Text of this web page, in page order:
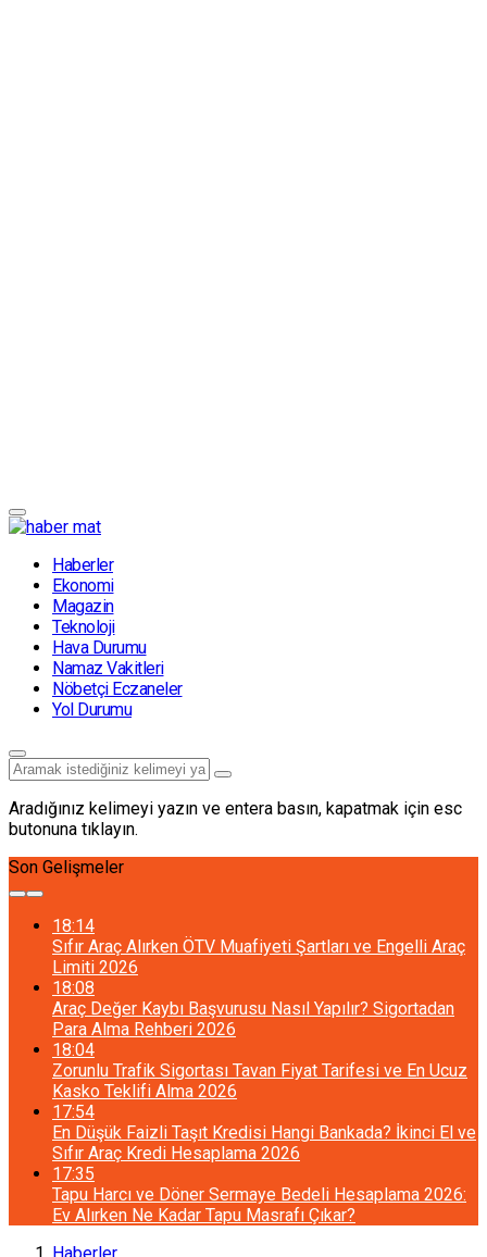
Haberler
Ekonomi
Magazin
Teknoloji
Hava Durumu
Namaz Vakitleri
Nöbetçi Eczaneler
Yol Durumu
Aradığınız kelimeyi yazın ve entera basın, kapatmak için esc
butonuna tıklayın.
Son Gelişmeler
18:14
Sıfır Araç Alırken ÖTV Muafiyeti Şartları ve Engelli Araç
Limiti 2026
18:08
Araç Değer Kaybı Başvurusu Nasıl Yapılır? Sigortadan
Para Alma Rehberi 2026
18:04
Zorunlu Trafik Sigortası Tavan Fiyat Tarifesi ve En Ucuz
Kasko Teklifi Alma 2026
17:54
En Düşük Faizli Taşıt Kredisi Hangi Bankada? İkinci El ve
Sıfır Araç Kredi Hesaplama 2026
17:35
Tapu Harcı ve Döner Sermaye Bedeli Hesaplama 2026:
Ev Alırken Ne Kadar Tapu Masrafı Çıkar?